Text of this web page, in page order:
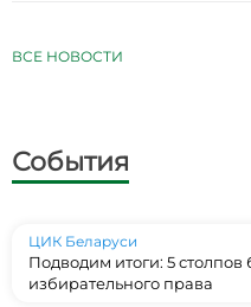
ВСЕ НОВОСТИ
События
ЦИК Беларуси
Подводим итоги: 5 столпов
избирательного права